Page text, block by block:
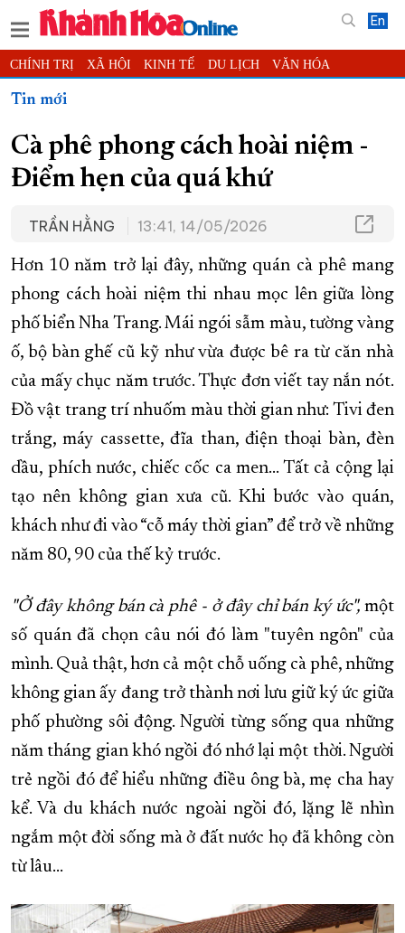
En
CHÍNH TRỊ XÃ HỘI KINH TẾ DU LỊCH VĂN HÓA
THỂ THAO
THẾ GIỚI MULTIMEDIA VIDEO ĐỌC BÁO ONLINE
PODCAST THÔNG TIN - QUẢNG CÁO
QUY HOẠCH TỈNH KHÁNH HÒA
XÂY DỰNG NÔNG THÔN MỚI
TÀU - XE - MÁY BAY
KỶ NIỆM 370 NĂM XÂY DỰNG VÀ PHÁT TRIỂN TỈNH KHÁNH HÒA
KHOẢNH KHẮC ĐẸP XỨ TRẦM
XÂY DỰNG KHÁNH HÒA TRỞ THÀNH THÀNH PHỐ TRỰC THUỘC
ĐẠI HỘI ĐẢNG CÁC CẤP TRANG CHỦ VỀ BÁO KHÁNH HÒA
Tin mới
Cà phê phong cách hoài niệm -
Điểm hẹn của quá khứ
TRẦN HẰNG 13:41, 14/05/2026
Hơn 10 năm trở lại đây, những quán cà phê mang
phong cách hoài niệm thi nhau mọc lên giữa lòng
phố biển Nha Trang. Mái ngói sẫm màu, tường vàng
ố, bộ bàn ghế cũ kỹ như vừa được bê ra từ căn nhà
của mấy chục năm trước. Thực đơn viết tay nắn nót.
Đồ vật trang trí nhuốm màu thời gian như: Tivi đen
trắng, máy cassette, đĩa than, điện thoại bàn, đèn
dầu, phích nước, chiếc cốc ca men... Tất cả cộng lại
tạo nên không gian xưa cũ. Khi bước vào quán,
khách như đi vào “cỗ máy thời gian” để trở về những
năm 80, 90 của thế kỷ trước.
"Ở đây không bán cà phê - ở đây chỉ bán ký ức", một
số quán đã chọn câu nói đó làm "tuyên ngôn" của
mình. Quả thật, hơn cả một chỗ uống cà phê, những
không gian ấy đang trở thành nơi lưu giữ ký ức giữa
phố phường sôi động. Người từng sống qua những
năm tháng gian khó ngồi đó nhớ lại một thời. Người
trẻ ngồi đó để hiểu những điều ông bà, mẹ cha hay
kể. Và du khách nước ngoài ngồi đó, lặng lẽ nhìn
ngắm một đời sống mà ở đất nước họ đã không còn
từ lâu...